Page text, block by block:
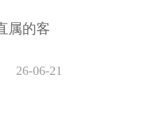
属的客
26-06-21